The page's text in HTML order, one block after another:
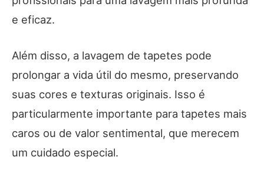
e eficaz.
Além disso, a lavagem de tapetes pode
prolongar a vida útil do mesmo, preservando
suas cores e texturas originais. Isso é
particularmente importante para tapetes mais
caros ou de valor sentimental, que merecem
um cuidado especial.